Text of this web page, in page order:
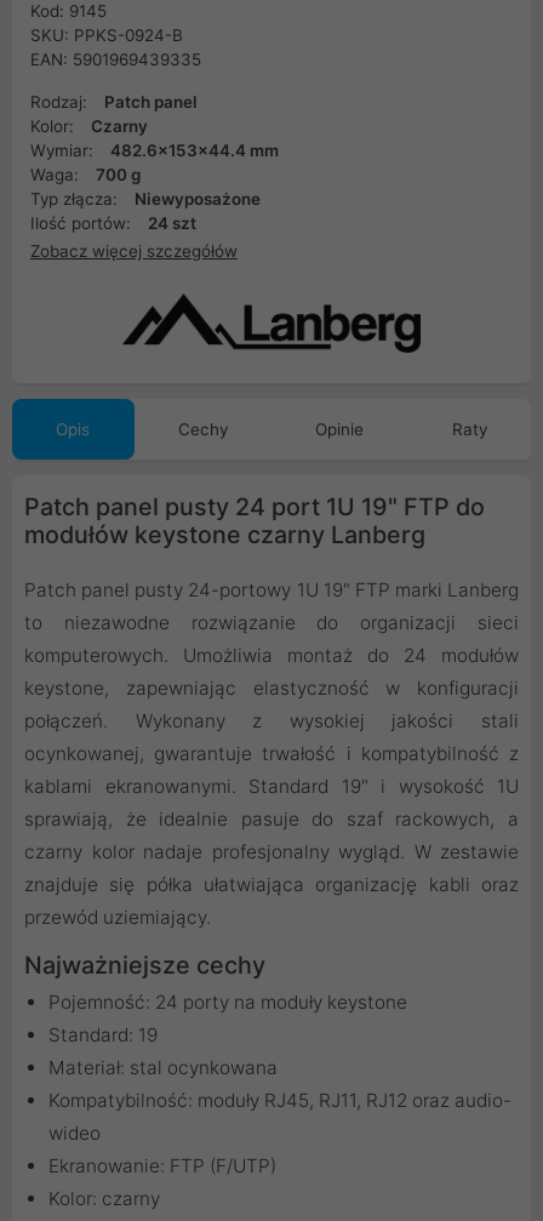
Kod: 9145
SKU: PPKS-0924-B
EAN: 5901969439335
Rodzaj:
Patch panel
Kolor:
Czarny
Wymiar:
482.6x153x44.4 mm
Waga:
700 g
Typ złącza:
Niewyposażone
Ilość portów:
24 szt
Zobacz więcej szczegółów
Opis Cechy Opinie Raty
Patch panel pusty 24 port 1U 19" FTP do
modułów keystone czarny Lanberg
Patch panel pusty 24-portowy 1U 19" FTP marki Lanberg
to niezawodne rozwiązanie do organizacji sieci
komputerowych. Umożliwia montaż do 24 modułów
keystone, zapewniając elastyczność w konfiguracji
połączeń. Wykonany z wysokiej jakości stali
ocynkowanej, gwarantuje trwałość i kompatybilność z
kablami ekranowanymi. Standard 19" i wysokość 1U
sprawiają, że idealnie pasuje do szaf rackowych, a
czarny kolor nadaje profesjonalny wygląd. W zestawie
znajduje się półka ułatwiająca organizację kabli oraz
przewód uziemiający.
Najważniejsze cechy
Pojemność: 24 porty na moduły keystone
Standard: 19
Materiał: stal ocynkowana
Kompatybilność: moduły RJ45, RJ11, RJ12 oraz audio-
wideo
Ekranowanie: FTP (F/UTP)
Kolor: czarny